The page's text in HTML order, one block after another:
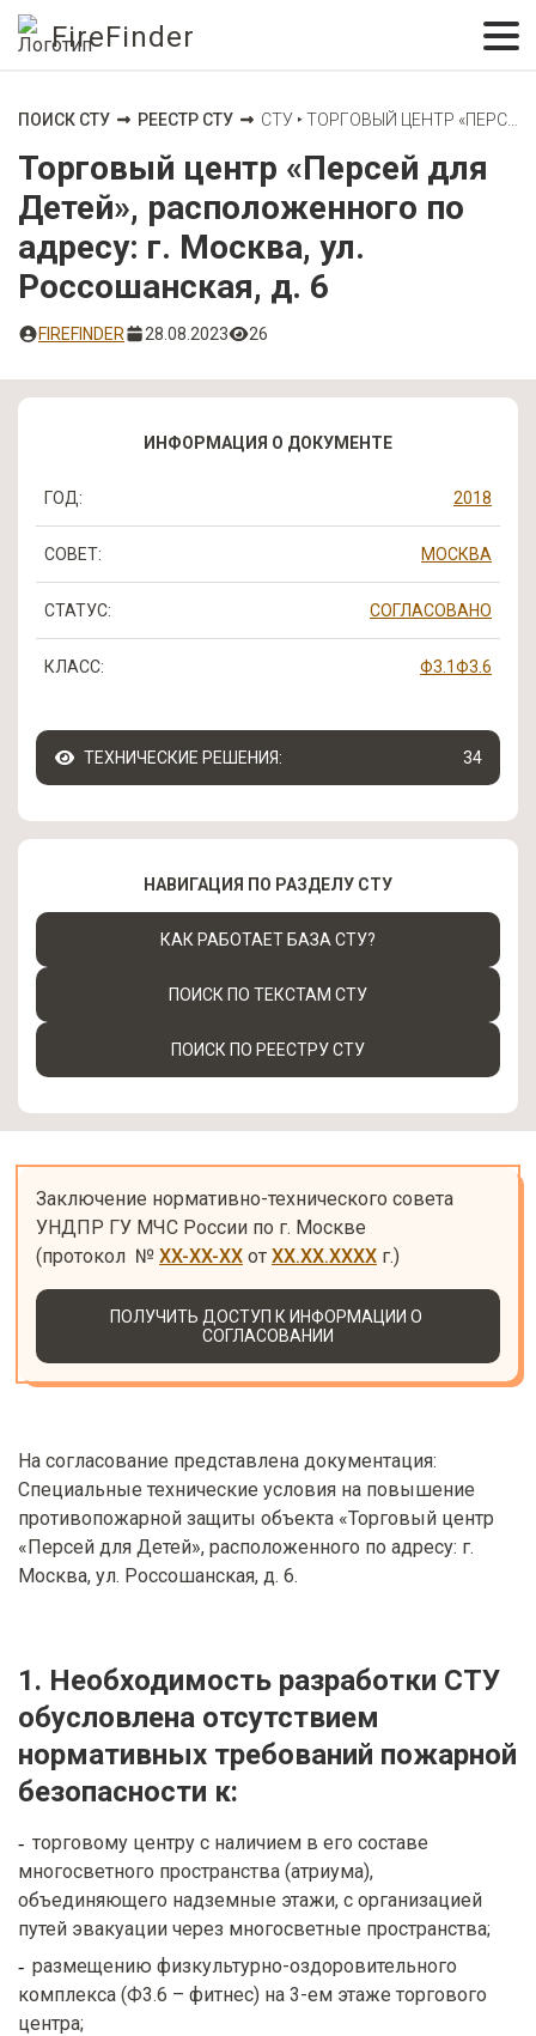
FireFinder
ПОИСК СТУ РЕЕСТР СТУ
Торговый центр «Персей для
Детей», расположенного по
адресу: г. Москва, ул.
Россошанская, д. 6
FIREFINDER 28.08.2023 26
Заключение нормативно-технического совета
УНДПР ГУ МЧС России по г. Москве
(протокол  № XX-XX-XX от XX.XX.XXXX г.)
ПОЛУЧИТЬ ДОСТУП К ИНФОРМАЦИИ О
СОГЛАСОВАНИИ
На согласование представлена документация:
Специальные технические условия на повышение
противопожарной защиты объекта «Торговый центр
«Персей для Детей», расположенного по адресу: г.
Москва, ул. Россошанская, д. 6.
1. Необходимость разработки СТУ
обусловлена отсутствием
нормативных требований пожарной
безопасности к:
торговому центру с наличием в его составе
многосветного пространства (атриума),
объединяющего надземные этажи, с организацией
путей эвакуации через многосветные пространства;
размещению физкультурно-оздоровительного
комплекса (Ф3.6 – фитнес) на 3-ем этаже торгового
центра;
ИНФОРМАЦИЯ О ДОКУМЕНТЕ
ГОД: 2018
СОВЕТ: МОСКВА
СТАТУС: СОГЛАСОВАНО
КЛАСС: Ф3.1Ф3.6
ТЕХНИЧЕСКИЕ РЕШЕНИЯ: 34
НАВИГАЦИЯ ПО РАЗДЕЛУ СТУ
КАК РАБОТАЕТ БАЗА СТУ?
ПОИСК ПО ТЕКСТАМ СТУ
ПОИСК ПО РЕЕСТРУ СТУ